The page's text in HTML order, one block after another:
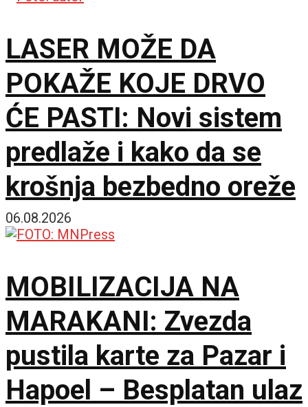
LASER MOŽE DA
POKAŽE KOJE DRVO
ĆE PASTI: Novi sistem
predlaže i kako da se
krošnja bezbedno oreže
06.08.2026
MOBILIZACIJA NA
MARAKANI: Zvezda
pustila karte za Pazar i
Hapoel – Besplatan ulaz